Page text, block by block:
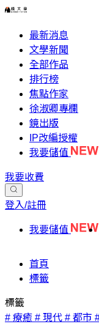
最新消息
文學新聞
全部作品
排行榜
焦點作家
徐淑卿專欄
鏡出版
IP改編授權
我要儲值
我要收費
登入/註冊
我要儲值
首頁
標籤
標籤
# 療癒 # 現代 # 都市